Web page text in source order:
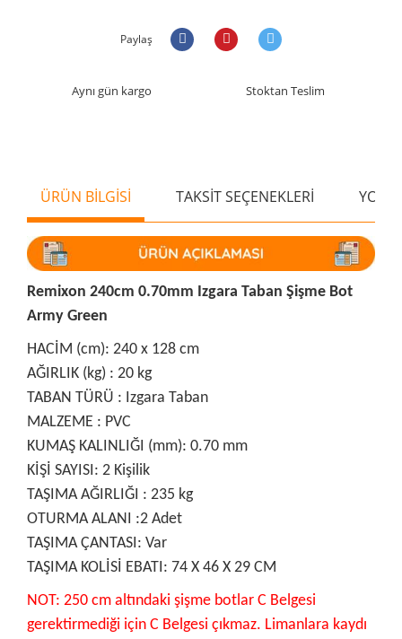
Paylaş
Aynı gün kargo Stoktan Teslim
ÜRÜN BİLGİSİ TAKSİT SEÇENEKLERİ
Remixon 240cm 0.70mm Izgara Taban Şişme Bot
Army Green
HACİM (cm): 240 x 128 cm
AĞIRLIK (kg) : 20 kg
TABAN TÜRÜ : Izgara Taban
MALZEME : PVC
KUMAŞ KALINLIĞI (mm): 0.70 mm
KİŞİ SAYISI: 2 Kişilik
TAŞIMA AĞIRLIĞI : 235 kg
OTURMA ALANI :2 Adet
TAŞIMA ÇANTASI: Var
TAŞIMA KOLİSİ EBATI: 74 X 46 X 29 CM
NOT: 250 cm altındaki şişme botlar C Belgesi
gerektirmediği için C Belgesi çıkmaz. Limanlara kaydı